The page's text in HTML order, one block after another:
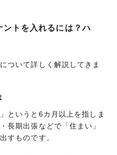
トを入れるには？ハ
ついて詳しく解説してきま
というと6カ月以上を指しま
長期出張などで「住まい」
すものです。